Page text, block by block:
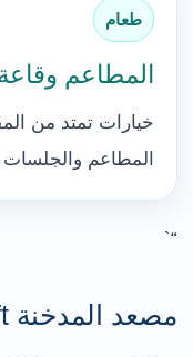
طعام
المطاعم
خيارات تمتد من
المطاعم
“`
مصعد المدخنة The Chimney Lift